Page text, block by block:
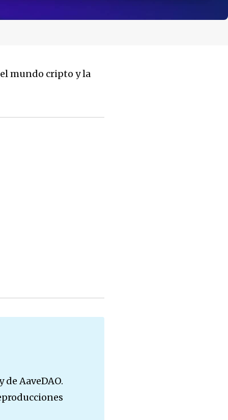
mundo cripto y la
AaveDAO.